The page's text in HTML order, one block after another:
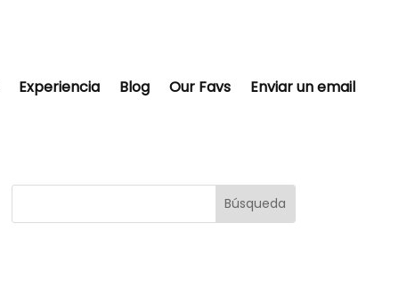
Experiencia Blog Our Favs Enviar un email